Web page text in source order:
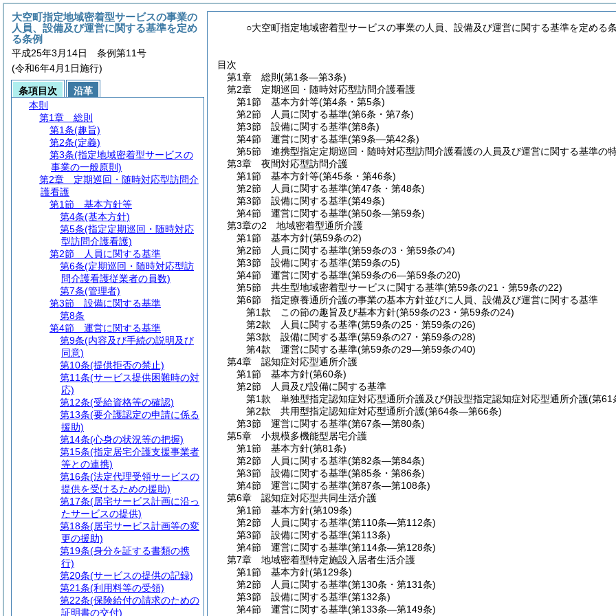
○大空町指定地域密着型サービスの事業の人員、設備及び運営に関する基準を定める
目次
第1章
総則 (第1条―第3条)
第2章
定期巡回・随時対応型訪問介護看護
第1節
基本方針等(第4条・第5条)
第2節
人員に関する基準(第6条・第7条)
第3節
設備に関する基準(第8条)
第4節
運営に関する基準(第9条―第42条)
第5節
連携型指定定期巡回・随時対応型訪問介護看護の人員及び運営に関する基準の
第3章
夜間対応型訪問介護
第1節
基本方針等(第45条・第46条)
第2節
人員に関する基準(第47条・第48条)
第3節
設備に関する基準(第49条)
第4節
運営に関する基準(第50条―第59条)
第3章の2
地域密着型通所介護
第1節
基本方針(第59条の2)
第2節
人員に関する基準(第59条の3・第59条の4)
第3節
設備に関する基準(第59条の5)
第4節
運営に関する基準(第59条の6―第59条の20)
第5節
共生型地域密着型サービスに関する基準(第59条の21・第59条の22)
第6節
指定療養通所介護の事業の基本方針並びに人員、設備及び運営に関する基準
第1款
この節の趣旨及び基本方針(第59条の23・第59条の24)
第2款
人員に関する基準(第59条の25・第59条の26)
第3款
設備に関する基準(第59条の27・第59条の28)
第4款
運営に関する基準(第59条の29―第59条の40)
第4章
認知症対応型通所介護
第1節
基本方針(第60条)
第2節
人員及び設備に関する基準
第1款
単独型指定認知症対応型通所介護及び併設型指定認知症対応型通所介護(第61
第2款
共用型指定認知症対応型通所介護(第64条―第66条)
第3節
運営に関する基準(第67条―第80条)
第5章
小規模多機能型居宅介護
第1節
基本方針(第81条)
第2節
人員に関する基準(第82条―第84条)
第3節
設備に関する基準(第85条・第86条)
第4節
運営に関する基準(第87条―第108条)
第6章
認知症対応型共同生活介護
第1節
基本方針(第109条)
第2節
人員に関する基準(第110条―第112条)
第3節
設備に関する基準(第113条)
第4節
運営に関する基準(第114条―第128条)
第7章
地域密着型特定施設入居者生活介護
第1節
基本方針(第129条)
第2節
人員に関する基準(第130条・第131条)
第3節
設備に関する基準(第132条)
第4節
運営に関する基準(第133条―第149条)
大空町指定地域密着型サービスの事業の
人員、設備及び運営に関する基準を定め
る条例
平成25年3月14日 条例第11号
(令和6年4月1日施行)
条項目次
沿革
本則
第1章
総則
第1条(趣旨)
第2条(定義)
第3条(指定地域密着型サービスの
事業の一般原則)
第2章
定期巡回・随時対応型訪問介
護看護
第1節
基本方針等
第4条(基本方針)
第5条(指定定期巡回・随時対応
型訪問介護看護)
第2節
人員に関する基準
第6条(定期巡回・随時対応型訪
問介護看護従業者の員数)
第7条(管理者)
第3節
設備に関する基準
第8条
第4節
運営に関する基準
第9条(内容及び手続の説明及び
同意)
第10条(提供拒否の禁止)
第11条(サービス提供困難時の対
応)
第12条(受給資格等の確認)
第13条(要介護認定の申請に係る
援助)
第14条(心身の状況等の把握)
第15条(指定居宅介護支援事業者
等との連携)
第16条(法定代理受領サービスの
提供を受けるための援助)
第17条(居宅サービス計画に沿っ
たサービスの提供)
第18条(居宅サービス計画等の変
更の援助)
第19条(身分を証する書類の携
行)
第20条(サービスの提供の記録)
第21条(利用料等の受領)
第22条(保険給付の請求のための
証明書の交付)